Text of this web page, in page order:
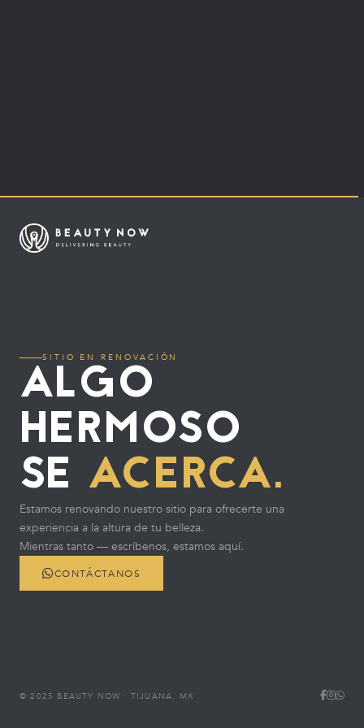
SITIO EN RENOVACIÓN
ALGO
HERMOSO
SE ACERCA.
Estamos renovando nuestro sitio para ofrecerte una
experiencia a la altura de tu belleza.
Mientras tanto — escríbenos, estamos aquí.
CONTÁCTANOS
© 2025 BEAUTY NOW · TIJUANA, MX